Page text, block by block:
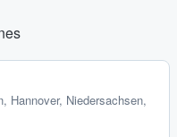
, Hannover, Niedersachsen,